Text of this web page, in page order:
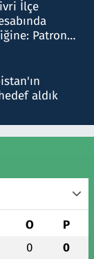
İlçe
Patron
aldık
O P
0 0